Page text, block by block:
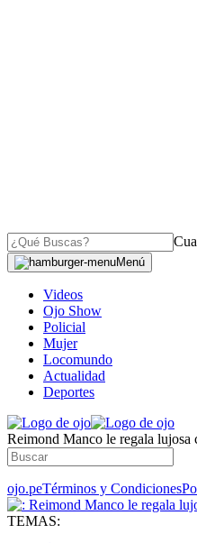
Menú
Videos
Ojo Show
Policial
Mujer
Locomundo
Actualidad
Deportes
Reimond Manco le regala lujosa
ojo.peTérminos y Condiciones
TEMAS: